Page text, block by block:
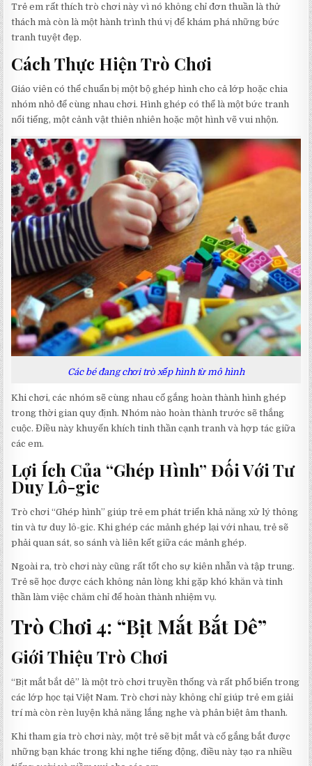
Trẻ em rất thích trò chơi này vì nó không chỉ đơn thuần là thử
thách mà còn là một hành trình thú vị để khám phá những bức
tranh tuyệt đẹp.
Cách Thực Hiện Trò Chơi
Giáo viên có thể chuẩn bị một bộ ghép hình cho cả lớp hoặc chia
nhóm nhỏ để cùng nhau chơi. Hình ghép có thể là một bức tranh
nổi tiếng, một cảnh vật thiên nhiên hoặc một hình vẽ vui nhộn.
Các bé đang chơi trò xếp hình từ mô hình
Khi chơi, các nhóm sẽ cùng nhau cố gắng hoàn thành hình ghép
trong thời gian quy định. Nhóm nào hoàn thành trước sẽ thắng
cuộc. Điều này khuyến khích tinh thần cạnh tranh và hợp tác giữa
các em.
Lợi Ích Của “Ghép Hình” Đối Với Tư
Duy Lô-gic
Trò chơi “Ghép hình” giúp trẻ em phát triển khả năng xử lý thông
tin và tư duy lô-gic. Khi ghép các mảnh ghép lại với nhau, trẻ sẽ
phải quan sát, so sánh và liên kết giữa các mảnh ghép.
Ngoài ra, trò chơi này cũng rất tốt cho sự kiên nhẫn và tập trung.
Trẻ sẽ học được cách không nản lòng khi gặp khó khăn và tinh
thần làm việc chăm chỉ để hoàn thành nhiệm vụ.
Trò Chơi 4: “Bịt Mắt Bắt Dê”
Giới Thiệu Trò Chơi
“Bịt mắt bắt dê” là một trò chơi truyền thống và rất phổ biến trong
các lớp học tại Việt Nam. Trò chơi này không chỉ giúp trẻ em giải
trí mà còn rèn luyện khả năng lắng nghe và phân biệt âm thanh.
Khi tham gia trò chơi này, một trẻ sẽ bịt mắt và cố gắng bắt được
những bạn khác trong khi nghe tiếng động, điều này tạo ra nhiều